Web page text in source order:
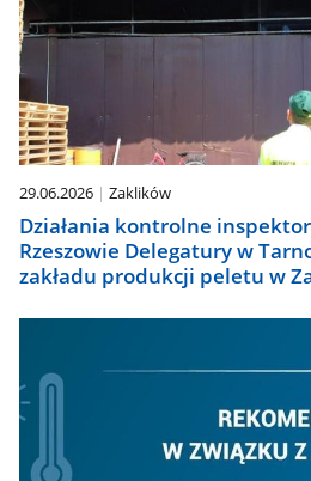
29.06.2026 Zaklików
Działania kontrolne
Rzeszowie Delegatury w
zakładu produkcji peletu w